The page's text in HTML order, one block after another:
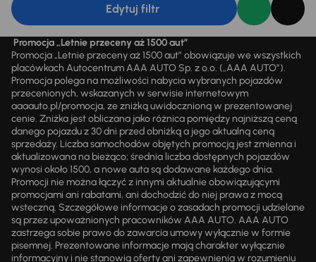
Edytuj filtr
Promocja „Letnie przeceny aż 1500 aut”
Promocja „Letnie przeceny aż 1500 aut” obowiązuje we wszystkich
placówkach Autocentrum AAA AUTO Sp. z o.o. („AAA AUTO”).
Promocja polega na możliwości nabycia wybranych pojazdów
przecenionych, wskazanych w serwisie internetowym
aaaauto.pl/promocja, ze zniżką uwidocznioną w prezentowanej
cenie. Zniżka jest obliczana jako różnica pomiędzy najniższą ceną
danego pojazdu z 30 dni przed obniżką a jego aktualną ceną
sprzedaży. Liczba samochodów objętych promocją jest zmienna i
aktualizowana na bieżąco; średnia liczba dostępnych pojazdów
wynosi około 1500, a nowe auta są dodawane każdego dnia.
Promocji nie można łączyć z innymi aktualnie obowiązującymi
promocjami ani rabatami, ani dochodzić do niej prawa z mocą
wsteczną. Szczegółowe informacje o zasadach promocji udzielane
są przez upoważnionych pracowników AAA AUTO. AAA AUTO
zastrzega sobie prawo do zawarcia umowy wyłącznie w formie
pisemnej. Prezentowane informacje mają charakter wyłącznie
informacyjny i nie stanowią oferty ani zapewnienia w rozumieniu